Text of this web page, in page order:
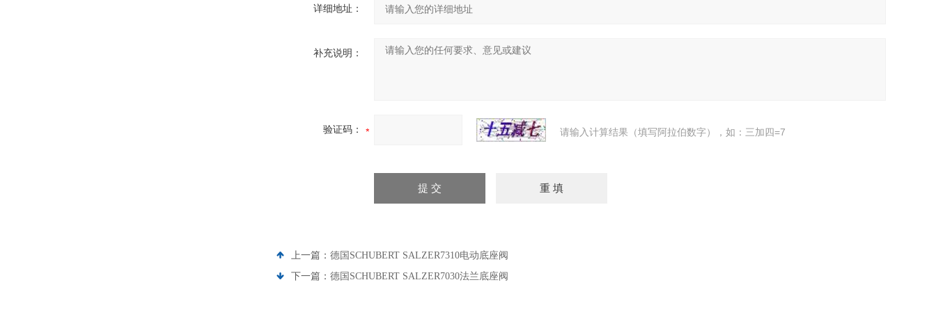
详细地址：
补充说明：
验证码： 请输入计算结果（填写阿拉伯数字），如：三加四=7
上一篇： 德国SCHUBERT SALZER7310电动底座阀
下一篇： 德国SCHUBERT SALZER7030法兰底座阀